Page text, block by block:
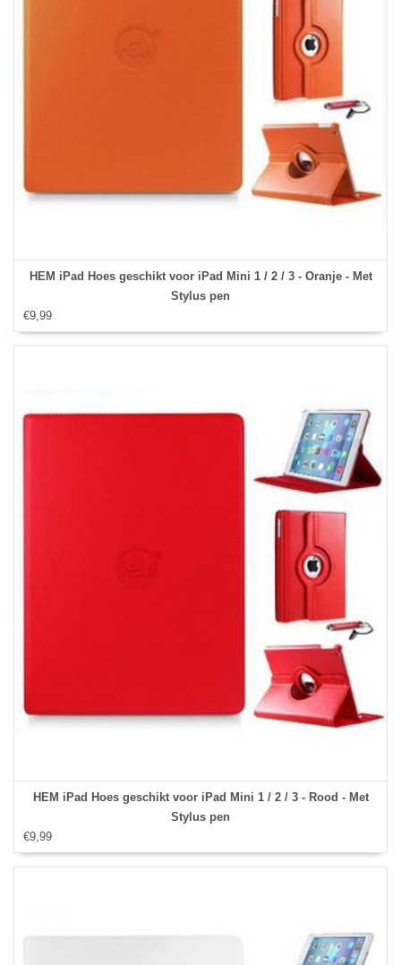
HEM iPad Hoes geschikt voor iPad Mini 1 / 2 / 3 - Oranje - Met
Stylus pen
€9,99
HEM iPad Hoes geschikt voor iPad Mini 1 / 2 / 3 - Rood - Met
Stylus pen
€9,99